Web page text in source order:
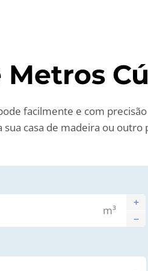
facilmente e com
sua casa de madeira ou
m³